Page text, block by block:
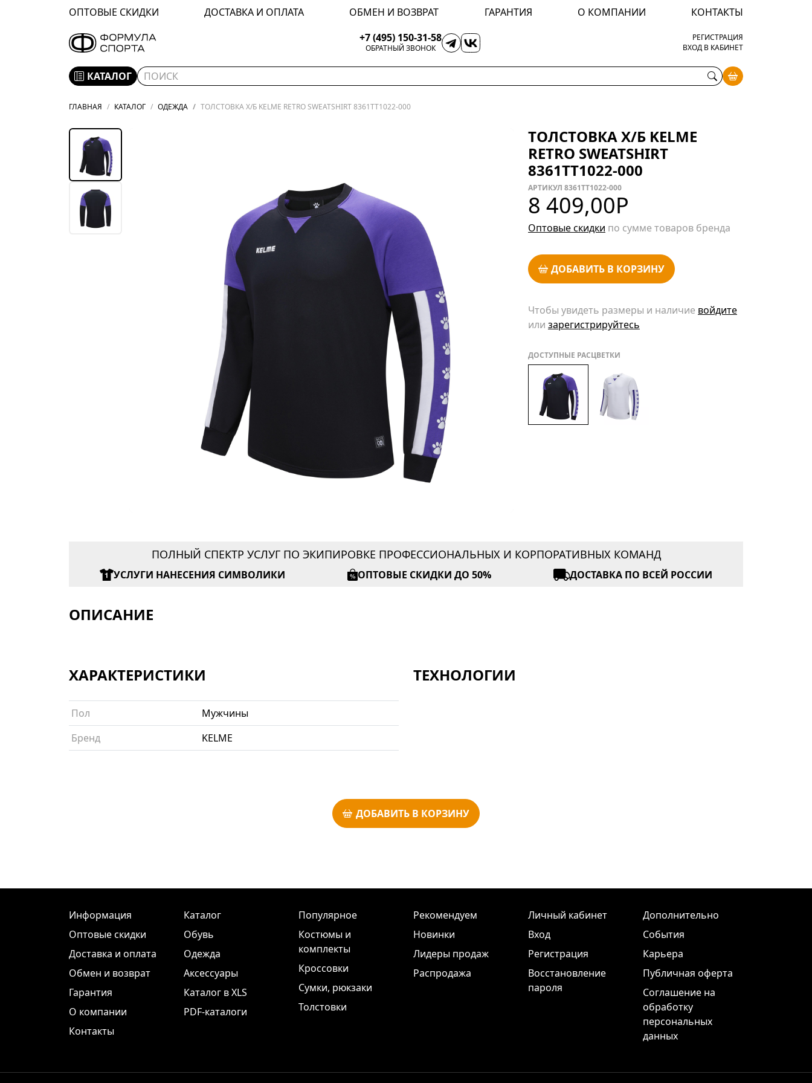
ОПТОВЫЕ СКИДКИ ДОСТАВКА И ОПЛАТА ОБМЕН И ВОЗВРАТ ГАРАНТИЯ О КОМПАНИИ
КОНТАКТЫ
+7 (495) 150-31-58
ОБРАТНЫЙ ЗВОНОК
РЕГИСТРАЦИЯ
ВХОД В КАБИНЕТ
КАТАЛОГ
ГЛАВНАЯ КАТАЛОГ ОДЕЖДА ТОЛСТОВКА Х/Б KELME RETRO SWEATSHIRT 8361TT1022-000
ТОЛСТОВКА Х/Б KELME
RETRO SWEATSHIRT
8361TT1022-000
АРТИКУЛ 8361TT1022-000
8 409,00Р
Оптовые скидки по сумме товаров бренда
ДОБАВИТЬ В КОРЗИНУ
Чтобы увидеть размеры и наличие войдите
или зарегистрируйтесь
ДОСТУПНЫЕ РАСЦВЕТКИ
ПОЛНЫЙ СПЕКТР УСЛУГ ПО ЭКИПИРОВКЕ ПРОФЕССИОНАЛЬНЫХ И КОРПОРАТИВНЫХ КОМАНД
УСЛУГИ НАНЕСЕНИЯ СИМВОЛИКИ ОПТОВЫЕ СКИДКИ ДО 50% ДОСТАВКА ПО ВСЕЙ РОССИИ
ОПИСАНИЕ
ХАРАКТЕРИСТИКИ
Пол
Мужчины
Бренд
KELME
ТЕХНОЛОГИИ
ДОБАВИТЬ В КОРЗИНУ
Информация
Оптовые скидки
Доставка и оплата
Обмен и возврат
Гарантия
О компании
Контакты
Каталог
Обувь
Одежда
Аксессуары
Каталог в XLS
PDF-каталоги
Популярное
Костюмы и
комплекты
Кроссовки
Сумки, рюкзаки
Толстовки
Рекомендуем
Новинки
Лидеры продаж
Распродажа
Личный кабинет
Вход
Регистрация
Восстановление
пароля
Дополнительно
События
Карьера
Публичная оферта
Соглашение на
обработку
персональных
данных